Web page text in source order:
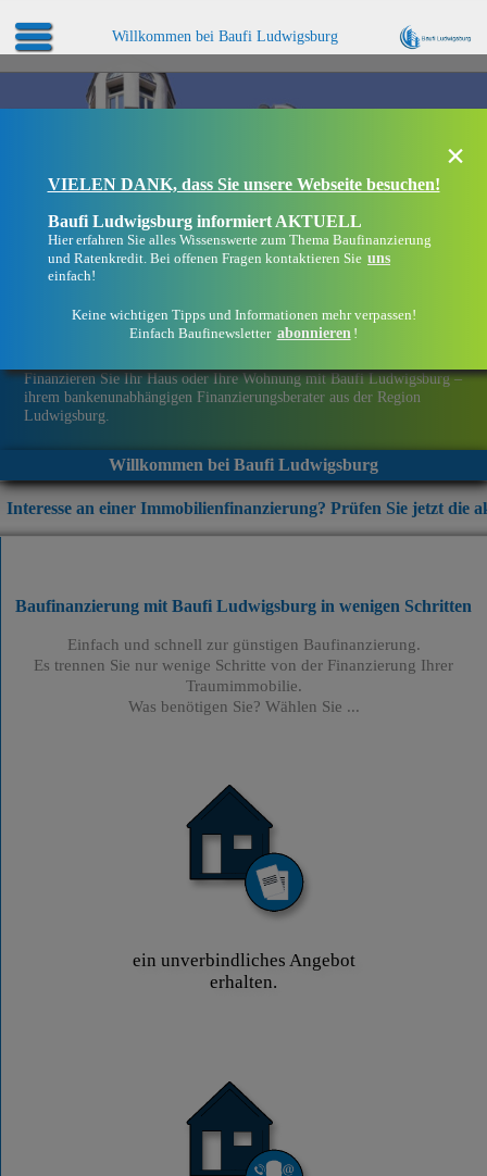
Willkommen bei Baufi Ludwigsburg
Finanzieren Sie Ihr Haus oder Ihre Wohnung mit Baufi Ludwigsburg –
ihrem bankenunabhängigen Finanzierungsberater aus der Region
Ludwigsburg.
Willkommen bei Baufi Ludwigsburg
Immobilienfinanzierung? Prüfen Sie jetzt die aktuellen
×
VIELEN DANK, dass Sie unsere Webseite besuchen!
Baufi Ludwigsburg informiert AKTUELL
Hier erfahren Sie alles Wissenswerte zum Thema Baufinanzierung
und Ratenkredit. Bei offenen Fragen kontaktieren Sie uns
einfach!
Keine wichtigen Tipps und Informationen mehr verpassen!
Einfach Baufinewsletter abonnieren !
Baufinanzierung mit Baufi Ludwigsburg in wenigen Schritten
Einfach und schnell zur günstigen Baufinanzierung.
Es trennen Sie nur wenige Schritte von der Finanzierung Ihrer
Traumimmobilie.
Was benötigen Sie? Wählen Sie ...
ein unverbindliches Angebot
erhalten.